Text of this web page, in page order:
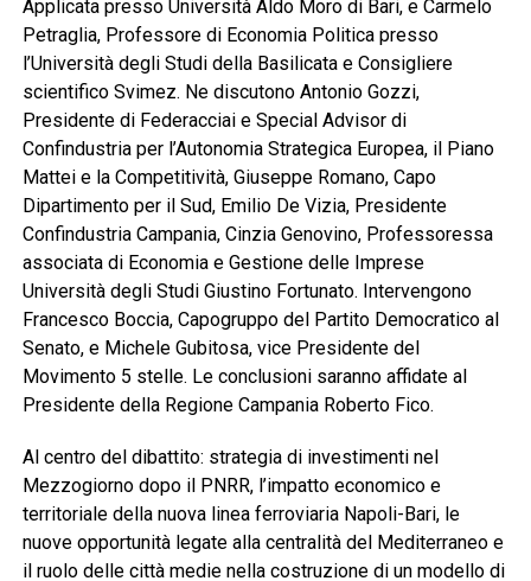
Applicata presso Università Aldo Moro di Bari, e Carmelo
Petraglia, Professore di Economia Politica presso
l’Università degli Studi della Basilicata e Consigliere
scientifico Svimez. Ne discutono Antonio Gozzi,
Presidente di Federacciai e Special Advisor di
Confindustria per l’Autonomia Strategica Europea, il Piano
Mattei e la Competitività, Giuseppe Romano, Capo
Dipartimento per il Sud, Emilio De Vizia, Presidente
Confindustria Campania, Cinzia Genovino, Professoressa
associata di Economia e Gestione delle Imprese
Università degli Studi Giustino Fortunato. Intervengono
Francesco Boccia, Capogruppo del Partito Democratico al
Senato, e Michele Gubitosa, vice Presidente del
Movimento 5 stelle. Le conclusioni saranno affidate al
Presidente della Regione Campania Roberto Fico.
Al centro del dibattito: strategia di investimenti nel
Mezzogiorno dopo il PNRR, l’impatto economico e
territoriale della nuova linea ferroviaria Napoli-Bari, le
nuove opportunità legate alla centralità del Mediterraneo e
il ruolo delle città medie nella costruzione di un modello di